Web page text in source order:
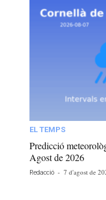
EL TEMPS
Predicció
Agost de 2026
Redacció - 7 d'agost de